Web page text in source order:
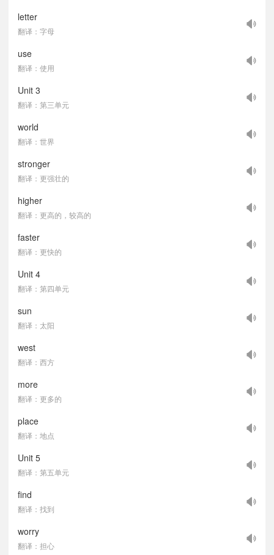
letter
翻译：字母
use
翻译：使用
Unit 3
翻译：第三单元
world
翻译：世界
stronger
翻译：更强壮的
higher
翻译：更高的，较高的
faster
翻译：更快的
Unit 4
翻译：第四单元
sun
翻译：太阳
west
翻译：西方
more
翻译：更多的
place
翻译：地点
Unit 5
翻译：第五单元
find
翻译：找到
worry
翻译：担心